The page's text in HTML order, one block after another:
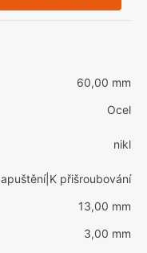
60,00 mm
Ocel
nikl
přišroubování
13,00 mm
3,00 mm